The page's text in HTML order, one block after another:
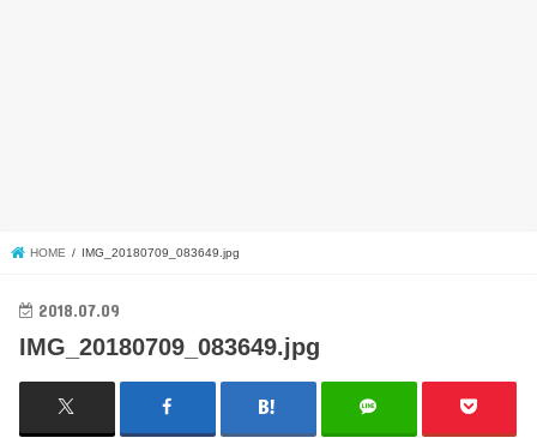
HOME IMG_20180709_083649.jpg
2018.07.09
IMG_20180709_083649.jpg